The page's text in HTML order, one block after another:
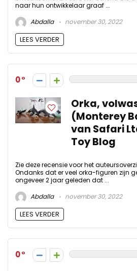
naar hun ontwikkelaar graaf ...
Abdalla
november 30, 2022
LEES VERDER
0
Orka,
(Monterey
van Safari
Toy Blog
Zie deze recensie voor het
Ondanks dat er veel orka-figuren zijn
ongeveer 2 jaar geleden dat ...
Abdalla
november 30, 2022
LEES VERDER
0